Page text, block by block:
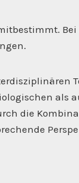
Bei
als
die